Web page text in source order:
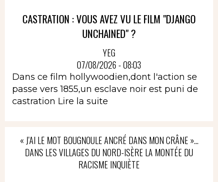
CASTRATION : VOUS AVEZ VU LE FILM "DJANGO
UNCHAINED" ?
YEG
07/08/2026 - 08:03
Dans ce film hollywoodien,dont l'action se
passe vers 1855,un esclave noir est puni de
castration Lire la suite
« J’AI LE MOT BOUGNOULE ANCRÉ DANS MON CRÂNE »…
DANS LES VILLAGES DU NORD-ISÈRE LA MONTÉE DU
RACISME INQUIÈTE